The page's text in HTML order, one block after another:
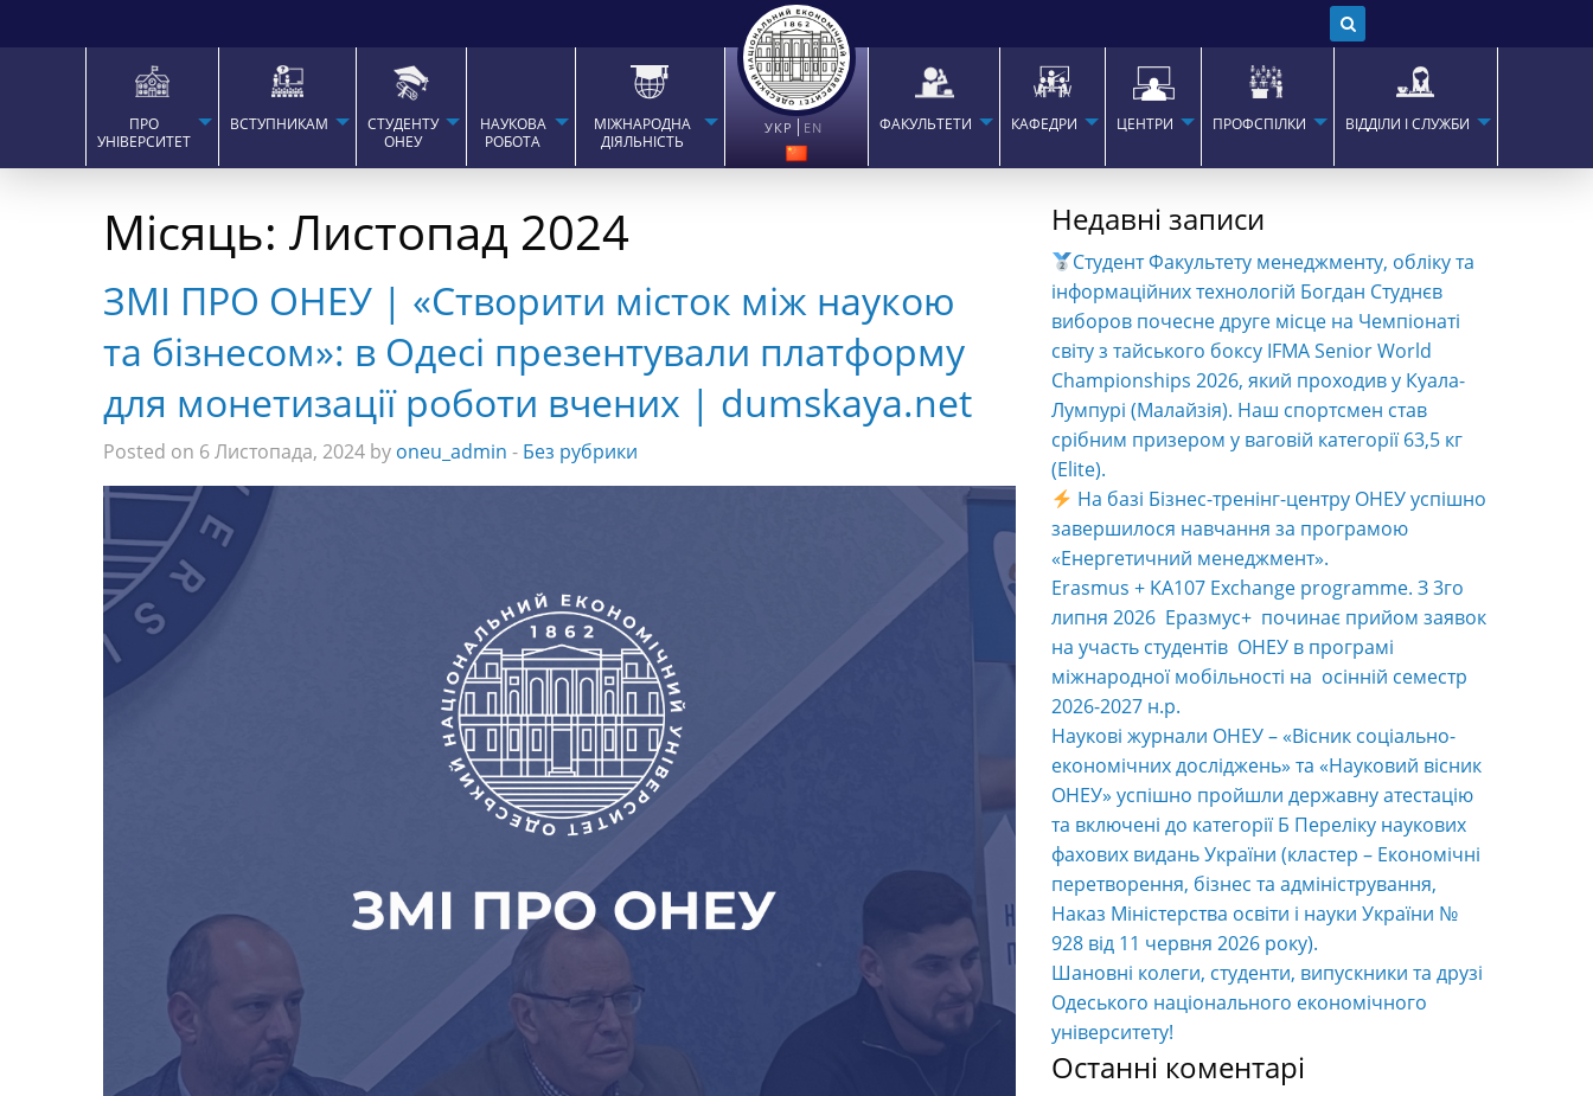
ПРО
УНІВЕРСИТЕТ
ВСТУПНИКАМ
СТУДЕНТУ
ОНЕУ
НАУКОВА
РОБОТА
МІЖНАРОДНА
ДІЯЛЬНІСТЬ
УКР EN ФАКУЛЬТЕТИ КАФЕДРИ ЦЕНТРИ ПРОФСПІЛКИ ВІДДІЛИ І СЛУЖБИ
Місяць: Листопад 2024
ЗМІ ПРО ОНЕУ | «Створити місток між наукою
та бізнесом»: в Одесі презентували платформу
для монетизації роботи вчених | dumskaya.net
Posted on 6 Листопада, 2024 by oneu_admin - Без рубрики
Недавні записи
Студент Факультету менеджменту, обліку та
інформаційних технологій Богдан Студнєв
виборов почесне друге місце на Чемпіонаті
світу з тайського боксу IFMA Senior World
Championships 2026, який проходив у Куала-
Лумпурі (Малайзія). Наш спортсмен став
срібним призером у ваговій категорії 63,5 кг
(Elite).
На базі Бізнес-тренінг-центру ОНЕУ успішно
завершилося навчання за програмою
«Енергетичний менеджмент».
Erasmus + KA107 Exchange programme. З 3го
липня 2026 Еразмус+ починає прийом заявок
на участь студентів ОНЕУ в програмі
міжнародної мобільності на осінній семестр
2026-2027 н.р.
Наукові журнали ОНЕУ – «Вісник соціально-
економічних досліджень» та «Науковий вісник
ОНЕУ» успішно пройшли державну атестацію
та включені до категорії Б Переліку наукових
фахових видань України (кластер – Економічні
перетворення, бізнес та адміністрування,
Наказ Міністерства освіти і науки України №
928 від 11 червня 2026 року).
Шановні колеги, студенти, випускники та друзі
Одеського національного економічного
університету!
Останні коментарі